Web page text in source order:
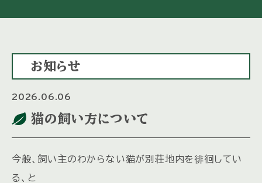
お知らせ
2026.06.06
猫の飼い方について
今般、飼い主のわからない猫が別荘地内を徘徊してい
る、と